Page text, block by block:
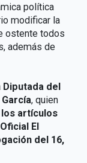
política
modificar la
ostente todos
además de
Diputada del
, quien
artículos
El
del 16,